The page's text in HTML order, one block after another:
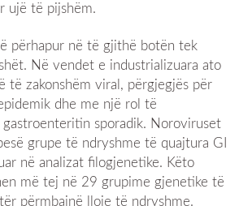
ujë të pijshëm.
përhapur në të gjithë botën tek
Në vendet e industrializuara ato
të zakonshëm viral, përgjegjës për
dhe me një rol të
gastroenteritin sporadik. Noroviruset
grupe të ndryshme të quajtura GI
në analizat filogjenetike. Këto
më tej në 29 grupime gjenetike të
përmbajnë lloje të ndryshme.